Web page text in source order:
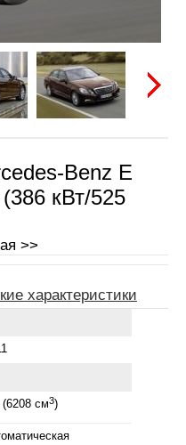
Benz E
кВт/525
>>
характеристики
(6208 см3)